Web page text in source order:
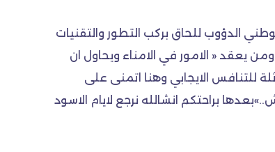
الدؤوب للحاق بركب التطور والتقنيات
يعقد « الامور في الامناء ويحاول ان
للتنافس الايجابي وهنا اتمنى على
براحتكم انشالله نرجع لايام الاسود